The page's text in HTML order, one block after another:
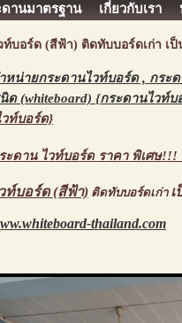
านมาตรฐาน เกี่ยวกับเรา
ท์บอร์ด (สีฟ้า) ติดทับบอร์ดเก่า เ
หน่ายกระดานไวท์บอร์ด , กระ
ด (whiteboard) {กระดานไวท์บ
วท์บอร์ด}
ะดาน ไวท์บอร์ด ราคา พิเศษ!!!
ท์บอร์ด (สีฟ้า) ติดทับบอร์ดเก่า
thailand.com